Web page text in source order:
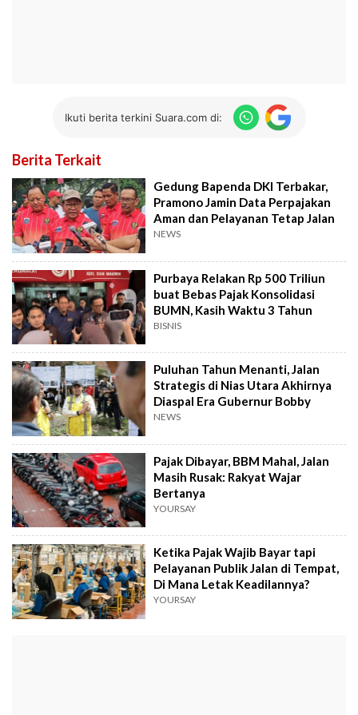
Ikuti berita terkini Suara.com di:
Berita Terkait
Gedung Bapenda DKI Terbakar,
Pramono Jamin Data Perpajakan
Aman dan Pelayanan Tetap Jalan
NEWS
Purbaya Relakan Rp 500 Triliun
buat Bebas Pajak Konsolidasi
BUMN, Kasih Waktu 3 Tahun
BISNIS
Puluhan Tahun Menanti, Jalan
Strategis di Nias Utara Akhirnya
Diaspal Era Gubernur Bobby
NEWS
Pajak Dibayar, BBM Mahal, Jalan
Masih Rusak: Rakyat Wajar
Bertanya
YOURSAY
Ketika Pajak Wajib Bayar tapi
Pelayanan Publik Jalan di Tempat,
Di Mana Letak Keadilannya?
YOURSAY